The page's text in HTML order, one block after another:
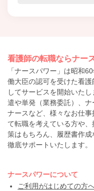
看護師の転職ならナー
「ナースパワー」は昭和
働大臣の認可を受けた看
してサービスを開始いた
遣や単発（業務委託）、
ナースなど、様々なお仕
て転職を考えている方や
策はもちろん、履歴書作
徹底サポートいたします。
ナースパワーについて
ご利用がはじめての方